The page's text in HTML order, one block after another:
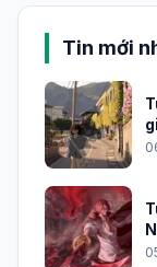
Tin mới